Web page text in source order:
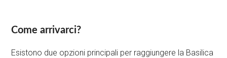
Come arrivarci?
Esistono due opzioni principali per raggiungere la Basilica